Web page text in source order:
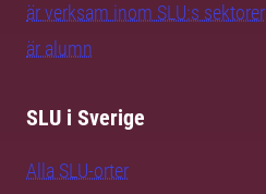
är verksam inom SLU:s sektorer
är alumn
SLU i Sverige
Alla SLU-orter